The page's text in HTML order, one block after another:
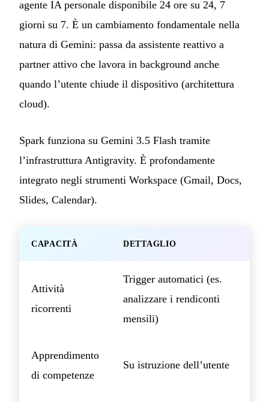
agente IA personale disponibile 24 ore su 24, 7
giorni su 7. È un cambiamento fondamentale nella
natura di Gemini: passa da assistente reattivo a
partner attivo che lavora in background anche
quando l’utente chiude il dispositivo (architettura
cloud).
Spark funziona su Gemini 3.5 Flash tramite
l’infrastruttura Antigravity. È profondamente
integrato negli strumenti Workspace (Gmail, Docs,
Slides, Calendar).
CAPACITÀ DETTAGLIO
Attività
ricorrenti
Trigger automatici (es.
analizzare i rendiconti
mensili)
Apprendimento
di competenze
Su istruzione dell’utente